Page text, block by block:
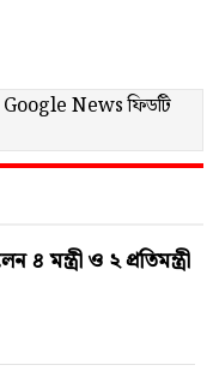
Google Newsফিডটি
৪ মন্ত্রী ও ২ প্রতিমন্ত্রী